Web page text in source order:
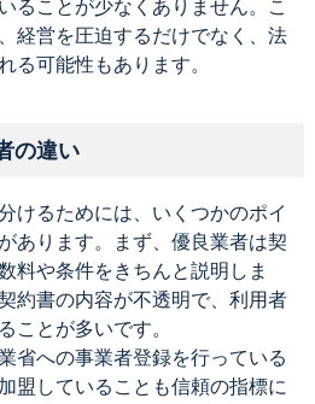
ることが少なくありません。こ
経営を圧迫するだけでなく、法
る可能性もあります。
の違い
けるためには、いくつかのポイ
あります。まず、優良業者は契
料や条件をきちんと説明しま
約書の内容が不透明で、利用者
ことが多いです。
省への事業者登録を行っている
盟していることも信頼の指標に